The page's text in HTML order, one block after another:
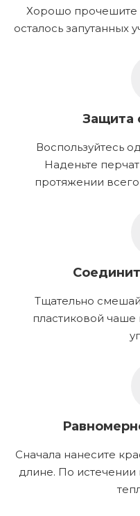
Хорошо прочешите
осталось запутанных
Защита
Воспользуйтесь
Наденьте
протяжении
Тщательно
пластиковой чаше
Сначала нанесите
длине. По